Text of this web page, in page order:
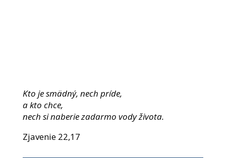
Kto je smädný, nech príde,
a kto chce,
nech si naberie zadarmo vody života.
Zjavenie 22,17